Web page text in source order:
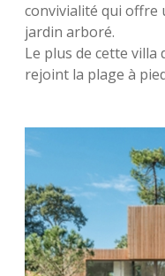
convivialité qui offre
jardin arboré.
Le plus de cette villa
rejoint la plage à